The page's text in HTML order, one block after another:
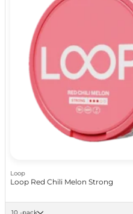
Loop
Loop Red Chili Melon Strong
10 -pack